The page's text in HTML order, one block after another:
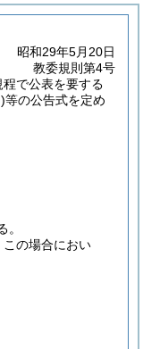
昭和29年5月20日
教委規則第4号
で公表を要する
等の公告式を定め
この場合におい